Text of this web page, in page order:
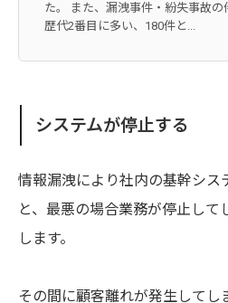
た。 また、漏洩事件・紛失事故の
歴代2番目に多い、180件と...
システムが停止する
情報漏洩により社内の基幹シス
と、最悪の場合業務が停止して
します。
その間に顧客離れが発生して